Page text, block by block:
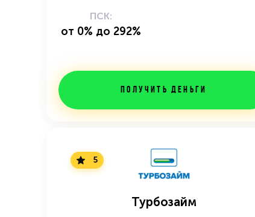
ПСК:
от 0% до 292%
Получить деньги
5
Турбозайм